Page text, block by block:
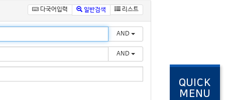
다국어입력 일반검색 리스트
AND
AND
QUICK
MENU